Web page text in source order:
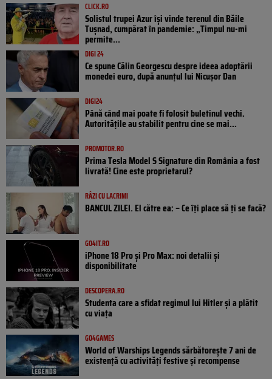
CLICK.RO
Solistul trupei Azur își vinde terenul din Băile
Tușnad, cumpărat în pandemie: „Timpul nu-mi
permite...
DIGI 24
Ce spune Călin Georgescu despre ideea adoptării
monedei euro, după anunțul lui Nicușor Dan
DIGI24
Până când mai poate fi folosit buletinul vechi.
Autoritățile au stabilit pentru cine se mai...
PROMOTOR.RO
Prima Tesla Model S Signature din România a fost
livrată! Cine este proprietarul?
RÂZI CU LACRIMI
BANCUL ZILEI. El către ea: – Ce îți place să ți se facă?
GO4IT.RO
iPhone 18 Pro și Pro Max: noi detalii și
disponibilitate
DESCOPERA.RO
Studenta care a sfidat regimul lui Hitler și a plătit
cu viața
GO4GAMES
World of Warships Legends sărbătorește 7 ani de
existență cu activități festive și recompense